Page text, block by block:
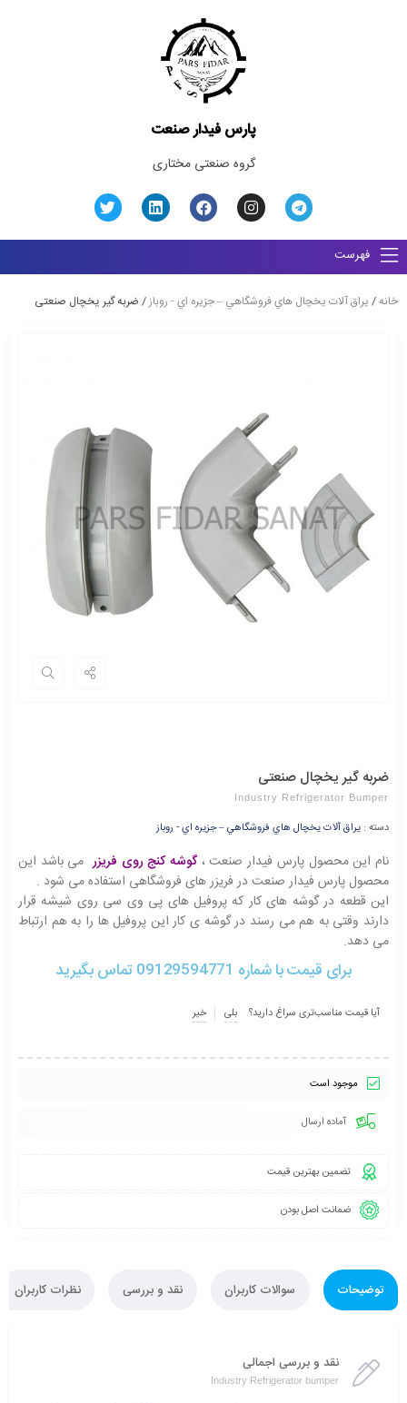
پارس فیدار صنعت
گروه صنعتی مختاری
فهرست
خانه/ يراق آلات يخچال هاي فروشگاهي – جزيره اي - روباز/ ضربه گیر یخچال صنعتی
ضربه گیر یخچال صنعتی
Industry Refrigerator Bumper
دسته : يراق آلات يخچال هاي فروشگاهي – جزيره اي - روباز
نام این محصول پارس فیدار صنعت ، گوشه کنج روی فریزر می باشد این
محصول پارس فیدار صنعت در فریزر های فروشگاهی استفاده می شود .
این قطعه در گوشه های کار که پروفیل های پی وی سی روی شیشه قرار
دارند وقتی به هم می رسند در گوشه ی کار این پروفیل ها را به هم ارتباط
می دهد.
برای قیمت با شماره 09129594771 تماس بگیرید
آیا قیمت مناسب‌تری سراغ دارید؟ بلی خیر
موجود است
آماده ارسال
تضمین بهترین قیمت
ضمانت اصل بودن
توضیحات سوالات کاربران نقد و بررسی نظرات کاربران
نقد و بررسی اجمالی
Industry Refrigerator bumper